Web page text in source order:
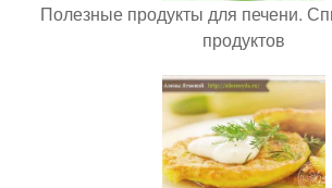
Полезные продукты для печени.
продуктов